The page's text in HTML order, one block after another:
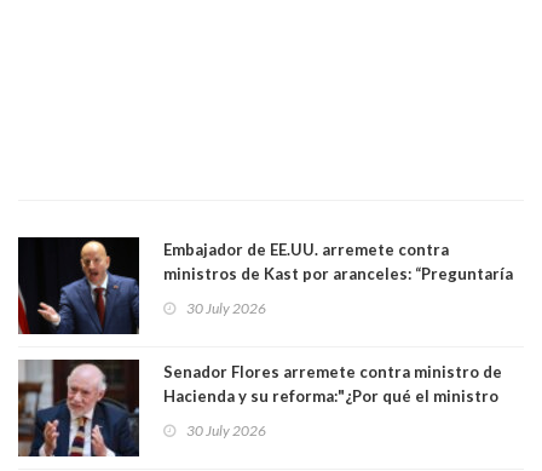
Embajador de EE.UU. arremete contra
ministros de Kast por aranceles: “Preguntaría
Yo diría que no”
30 July 2026
Senador Flores arremete contra ministro de
Hacienda y su reforma:"¿Por qué el ministro
más ricos, pasándole la aplanadora a los
30 July 2026